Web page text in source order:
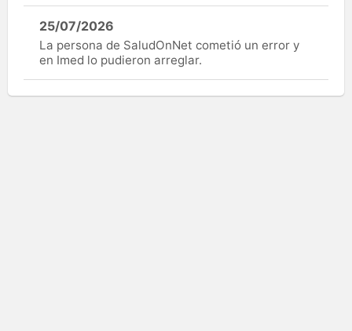
25/07/2026
La persona de SaludOnNet cometió un error y
en Imed lo pudieron arreglar.